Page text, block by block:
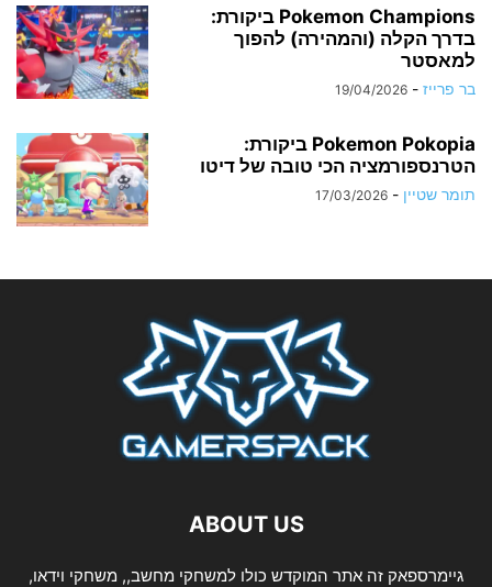
Pokemon Champions ביקורת:
בדרך הקלה (והמהירה) להפוך
למאסטר
בר פרייז -
19/04/2026
Pokemon Pokopia ביקורת:
הטרנספורמציה הכי טובה של דיטו
תומר שטיין -
17/03/2026
ABOUT US
גיימרספאק זה אתר המוקדש כולו למשחקי מחשב,, משחקי וידאו,